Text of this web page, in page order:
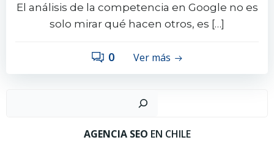
El análisis de la competencia en Google no es
solo mirar qué hacen otros, es […]
0 Ver más
AGENCIA SEO EN CHILE